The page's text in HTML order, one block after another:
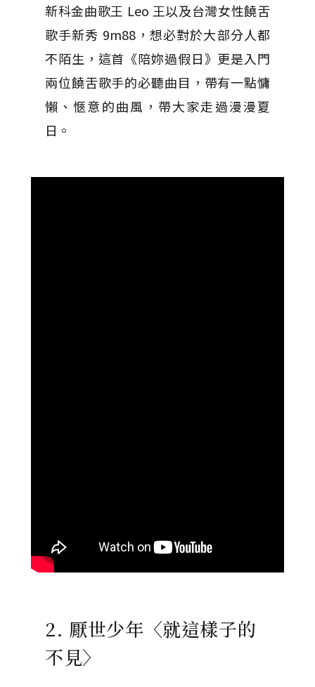
新科金曲歌王 Leo 王以及台灣女性饒舌
歌手新秀 9m88，想必對於大部分人都
不陌生，這首《陪妳過假日》更是入門
兩位饒舌歌手的必聽曲目，帶有一點慵
懶、愜意的曲風，帶大家走過漫漫夏
日。
2. 厭世少年〈就這樣子的
不見〉